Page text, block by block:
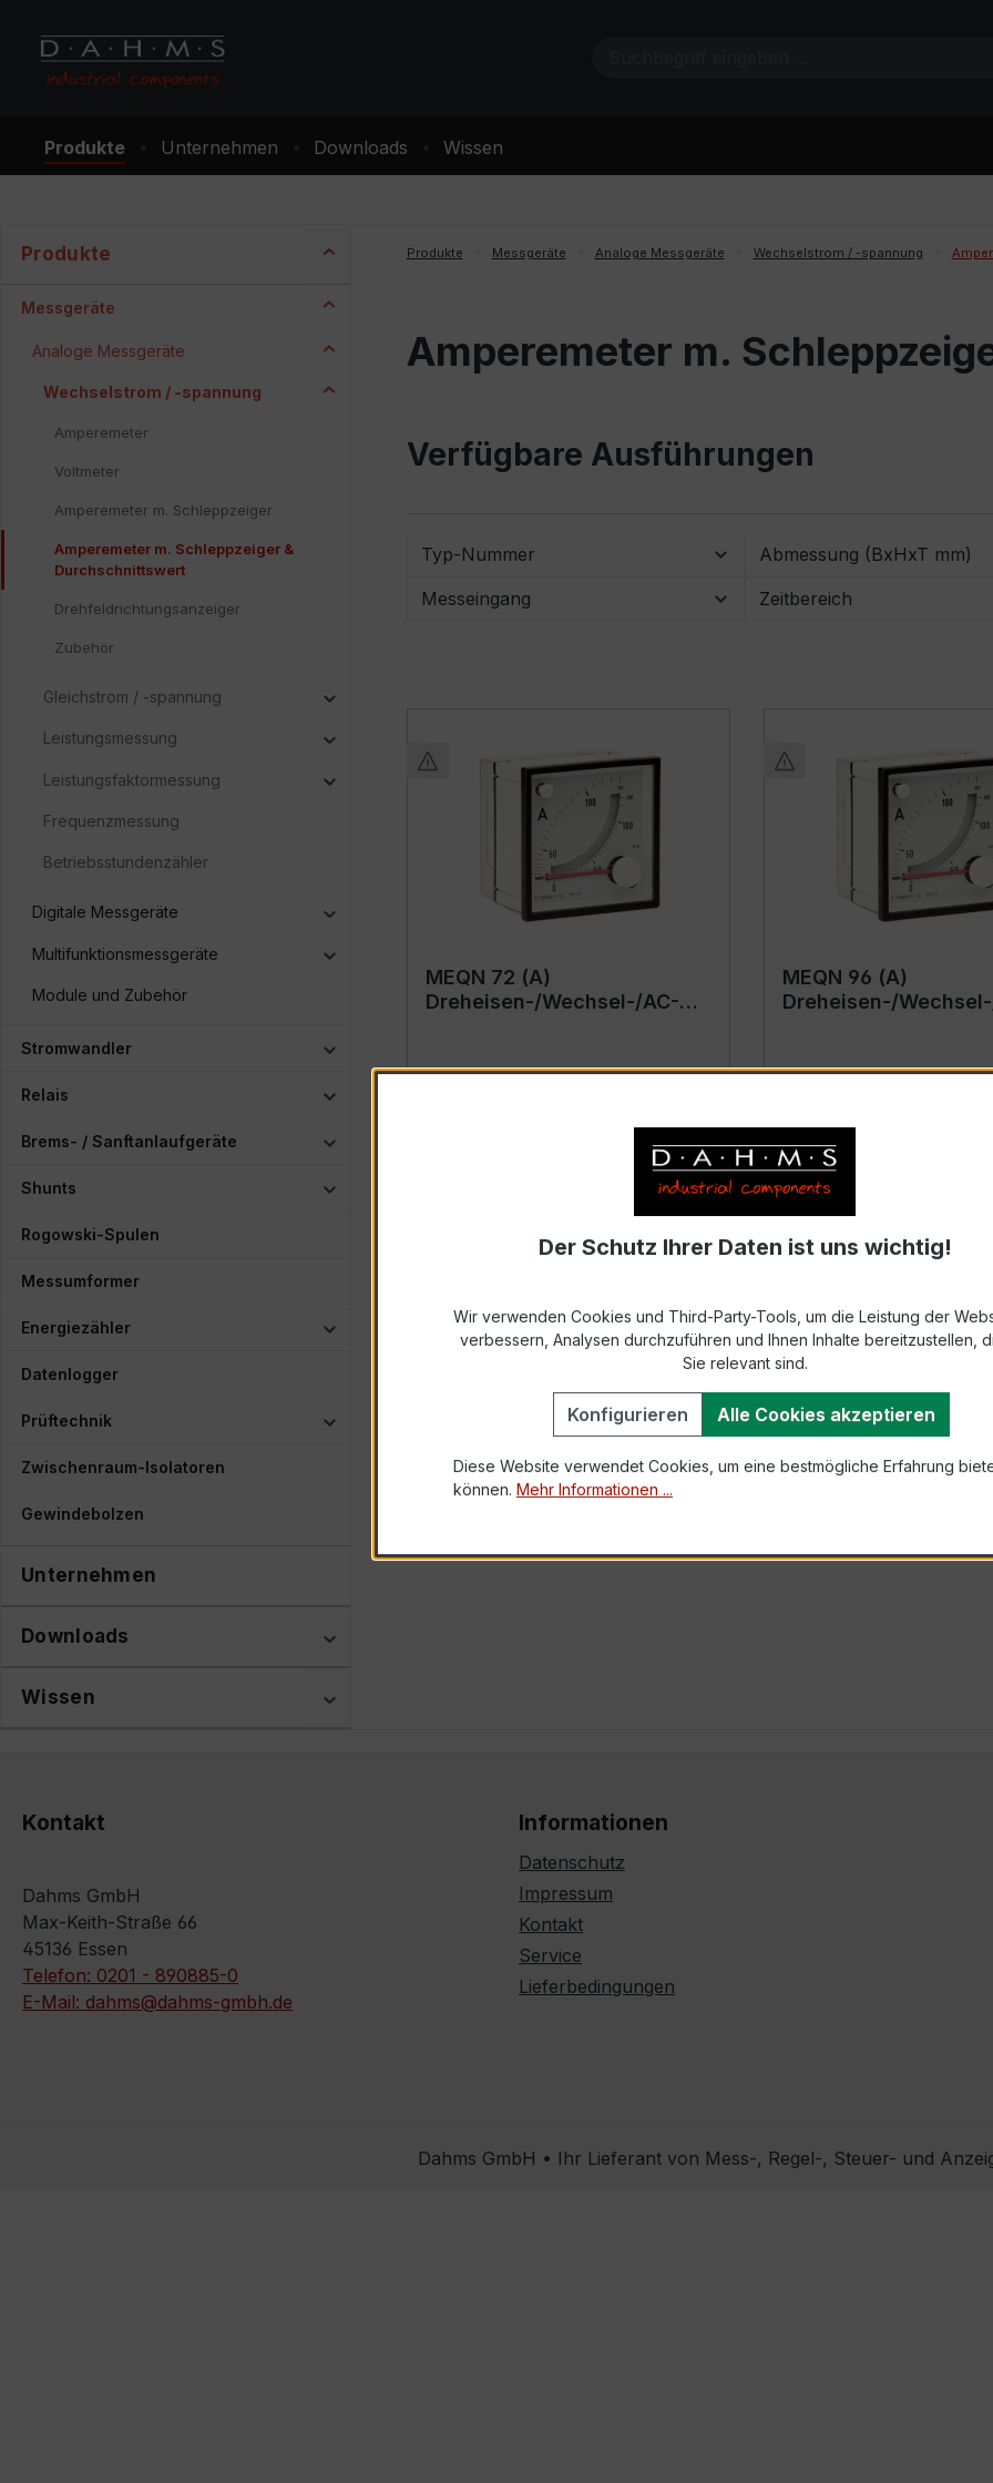
Produkte Unternehmen Downloads Wissen
Produkte
Messgeräte
Analoge Messgeräte
Wechselstrom / -spannung
Amperemeter
Voltmeter
Amperemeter m. Schleppzeiger
Amperemeter m. Schleppzeiger &
Durchschnittswert
Drehfeldrichtungsanzeiger
Zubehör
Gleichstrom / -spannung
Leistungsmessung
Leistungsfaktormessung
Frequenzmessung
Betriebsstundenzähler
Digitale Messgeräte
Multifunktionsmessgeräte
Module und Zubehör
Stromwandler
Relais
Brems- / Sanftanlaufgeräte
Shunts
Rogowski-Spulen
Messumformer
Energiezähler
Datenlogger
Prüftechnik
Zwischenraum-Isolatoren
Gewindebolzen
Unternehmen
Downloads
Wissen
Produkte Messgeräte Analoge Messgeräte Wechselstrom / -spannung
Amperemeter m.
Verfügbare Ausführungen
Typ-Nummer Abmessung (BxHxT mm)
Messeingang
Zeitbereich
MEQN 72 (A)
Dreheisen-/Wechsel-/AC-
MEQN 96 (A)
Dreheisen-/
Kontakt
Dahms GmbH
Max-Keith-Straße 66
45136 Essen
Telefon: 0201 - 890885-0
E-Mail: dahms@dahms-gmbh.de
Informationen
Datenschutz
Impressum
Kontakt
Service
Lieferbedingungen
Dahms GmbH • Ihr Lieferant von Mess-, Regel-, Steuer- und
Der Schutz Ihrer Daten ist uns wichtig!
Wir verwenden Cookies und Third-Party-Tools, um die Leistung der
verbessern, Analysen durchzuführen und Ihnen Inhalte bereitzustellen,
Sie relevant sind.
Konfigurieren Alle Cookies akzeptieren
Diese Website verwendet Cookies, um eine bestmögliche Erfahrung
können. Mehr Informationen ...